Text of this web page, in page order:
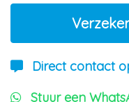
Direct contact
Stuur een